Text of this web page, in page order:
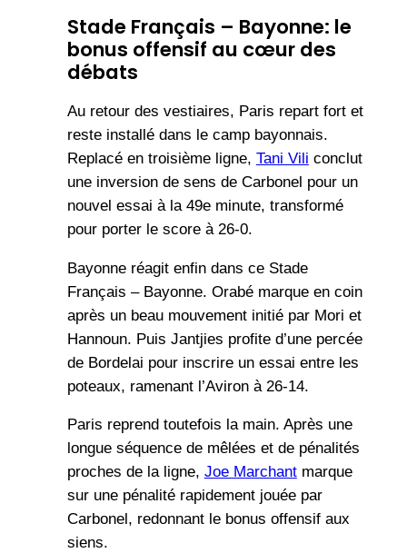
Stade Français – Bayonne: le
bonus offensif au cœur des
débats
Au retour des vestiaires, Paris repart fort et
reste installé dans le camp bayonnais.
Replacé en troisième ligne, Tani Vili conclut
une inversion de sens de Carbonel pour un
nouvel essai à la 49e minute, transformé
pour porter le score à 26-0.
Bayonne réagit enfin dans ce Stade
Français – Bayonne. Orabé marque en coin
après un beau mouvement initié par Mori et
Hannoun. Puis Jantjies profite d’une percée
de Bordelai pour inscrire un essai entre les
poteaux, ramenant l’Aviron à 26-14.
Paris reprend toutefois la main. Après une
longue séquence de mêlées et de pénalités
proches de la ligne, Joe Marchantmarque
sur une pénalité rapidement jouée par
Carbonel, redonnant le bonus offensif aux
siens.